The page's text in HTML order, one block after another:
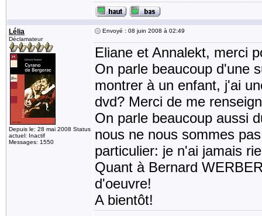
Lélia
Déclamateur
Depuis le: 28 mai 2008 Status
actuel: Inactif
Messages: 1550
Envoyé : 08 juin 2008 à 02:49
Eliane et Annalekt, merci
On parle beaucoup d'une
montrer à un enfant, j'ai
dvd? Merci de me
On parle beaucoup aussi
nous ne nous sommes
particulier: je n'ai jamais
Quant à Bernard
d'oeuvre!
A bientôt!